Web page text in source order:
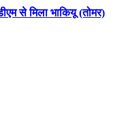
से मिला भाकियू (तोमर)